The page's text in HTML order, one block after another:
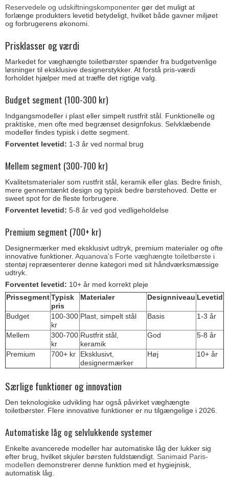
Reservedele og udskiftningskomponenter gør det muligt at
forlænge produkters levetid betydeligt, hvilket både gavner miljøet
og forbrugerens økonomi.
Prisklasser og værdi
Markedet for væghængte toiletbørster spænder fra budgetvenlige
løsninger til eksklusive designerstykker. At forstå pris-værdi
forholdet hjælper med at træffe det rigtige valg.
Budget segment (100-300 kr)
Indgangsmodeller i plast eller simpelt rustfrit stål. Funktionelle og
praktiske, men ofte med begrænset designfokus. Selvklæbende
modeller findes typisk i dette segment.
Forventet levetid: 1-3 år ved normal brug
Mellem segment (300-700 kr)
Kvalitetsmaterialer som rustfrit stål, keramik eller glas. Bedre finish,
mere gennemtænkt design og typisk bedre børstehoved. Dette er
sweet spot for de fleste forbrugere.
Forventet levetid: 5-8 år ved god vedligeholdelse
Premium segment (700+ kr)
Designermærker med eksklusivt udtryk, premium materialer og ofte
innovative funktioner. Aquanova's Forte væghængte toiletbørste i
stentøj repræsenterer denne kategori med sit håndværksmæssige
udtryk.
Forventet levetid: 10+ år med korrekt pleje
PrissegmentTypisk
pris
Materialer Designniveau Levetid
Budget
100-300
kr
Plast, simpelt stål Basis 1-3 år
Mellem
300-700
kr
Rustfrit stål,
keramik
God 5-8 år
Premium 700+ kr
Eksklusivt,
designermærker
Høj 10+ år
Særlige funktioner og innovation
Den teknologiske udvikling har også påvirket væghængte
toiletbørster. Flere innovative funktioner er nu tilgængelige i 2026.
Automatiske låg og selvlukkende systemer
Enkelte avancerede modeller har automatiske låg der lukker sig
efter brug, hvilket skjuler børsten fuldstændigt. Sanimaid Paris-
modellen demonstrerer denne funktion med et hygiejnisk,
automatisk låg.